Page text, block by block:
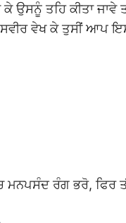
ਉਸਨੂੰ ਤਹਿ ਕੀਤਾ
ਵੇਖ ਕੇ ਤੁਸੀਂ ਆਪ
ਰੰਗ ਭਰੋ, ਫਿਰ